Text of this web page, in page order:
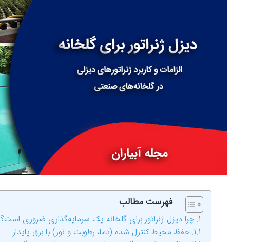
فهرست مطالب
چرا دیزل ژنراتور برای گلخانه یک سرمایه‌گذاری ضروری است؟
حفظ محیط کنترل شده (دما، رطوبت و نور) با برق پایدار